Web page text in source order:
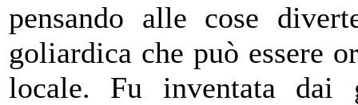
pensando alle cose
goliardica che può essere
locale. Fu inventata dai